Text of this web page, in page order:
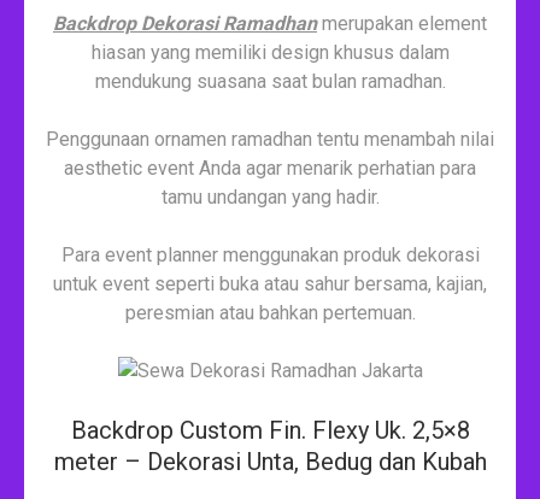
Backdrop Dekorasi Ramadhanmerupakan element
hiasan yang memiliki design khusus dalam
mendukung suasana saat bulan ramadhan.
Penggunaan ornamen ramadhan tentu menambah nilai
aesthetic event Anda agar menarik perhatian para
tamu undangan yang hadir.
Para event planner menggunakan produk dekorasi
untuk event seperti buka atau sahur bersama, kajian,
peresmian atau bahkan pertemuan.
Backdrop Custom Fin. Flexy Uk. 2,5×8
meter – Dekorasi Unta, Bedug dan Kubah